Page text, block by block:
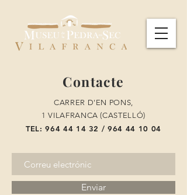
Contacte
CARRER D'EN PONS,
1 VILAFRANCA (CASTELLÓ)
TEL:964 44 14 32 /964 44 10 04
Enviar